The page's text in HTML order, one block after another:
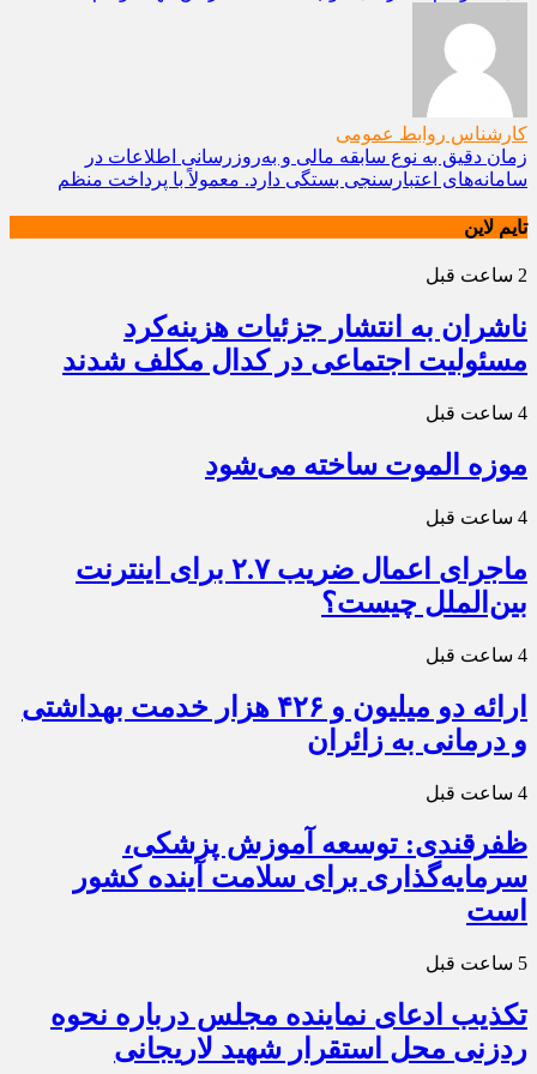
تایم لاین
2 ساعت قبل
ناشران به انتشار جزئیات هزینه‌کرد
مسئولیت اجتماعی در کدال مکلف شدند
4 ساعت قبل
موزه الموت ساخته می‌شود
4 ساعت قبل
ماجرای اعمال ضریب ۲.۷ برای اینترنت
بین‌الملل چیست؟
4 ساعت قبل
ارائه دو میلیون و ۴۲۶ هزار خدمت بهداشتی
و درمانی به زائران
4 ساعت قبل
ظفرقندی: توسعه آموزش پزشکی،
سرمایه‌گذاری برای سلامت آینده کشور
است
5 ساعت قبل
تکذیب ادعای نماینده مجلس درباره نحوه
ردزنی محل استقرار شهید لاریجانی